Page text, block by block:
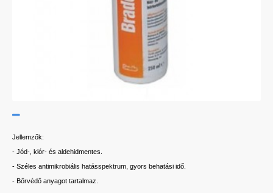
Jellemzők:
- Jód-, klór- és aldehidmentes.
- Széles antimikrobiális hatásspektrum, gyors behatási idő.
- Bőrvédő anyagot tartalmaz.